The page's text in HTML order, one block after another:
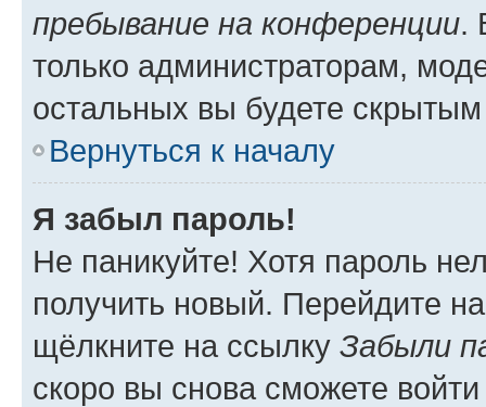
пребывание на конференции.
только администраторам,
остальных вы будете
Вернуться к началу
Я забыл пароль!
Не паникуйте! Хотя пароль
получить новый. Перейдите
щёлкните на ссылку Забыли
скоро вы снова сможете